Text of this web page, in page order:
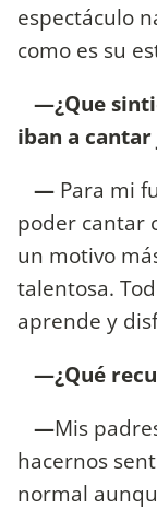
espectáculo
como es su
—¿Que
iban a
— Para mi
poder cantar
un motivo
talentosa.
aprende y
—¿Qué
—Mis
hacernos
normal